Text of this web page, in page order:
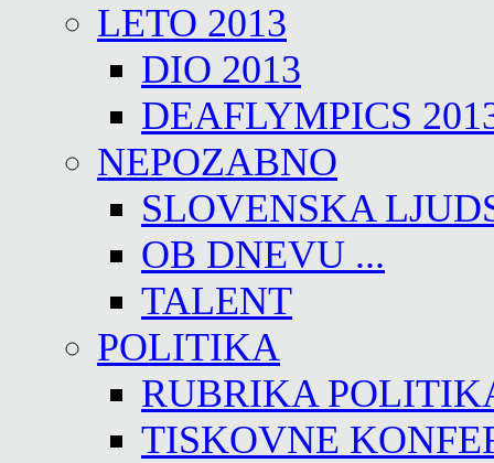
LETO 2013
DIO 2013
DEAFLYMPICS
NEPOZABNO
SLOVENSKA
OB DNEVU ...
TALENT
POLITIKA
RUBRIKA
TISKOVNE